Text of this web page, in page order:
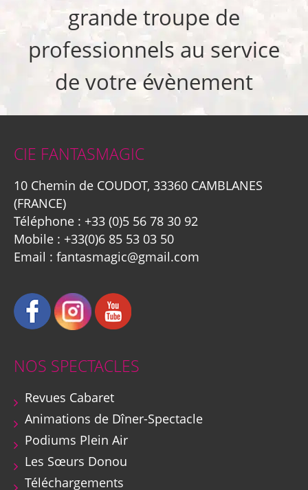
grande troupe de
professionnels au service
de votre évènement
CIE FANTASMAGIC
10 Chemin de COUDOT, 33360 CAMBLANES
(FRANCE)
Téléphone : +33 (0)5 56 78 30 92
Mobile : +33(0)6 85 53 03 50
Email : fantasmagic@gmail.com
NOS SPECTACLES
Revues Cabaret
Animations de Dîner-Spectacle
Podiums Plein Air
Les Sœurs Donou
Téléchargements